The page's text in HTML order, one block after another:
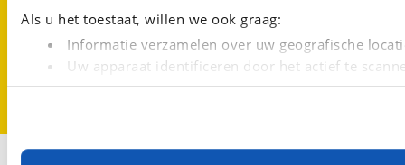
Als u het toestaat, willen we ook graag:
Informatie verzamelen over uw geografische
Uw apparaat identificeren door het actief te
Lees meer over hoe uw persoonlijke gegevens worden
Met cookies en vergelijkbare technieken zorgen we
Over viaBOVAG.nl
Disclaimer- en Privacyverklaring
CookievoorkeurenVacatures